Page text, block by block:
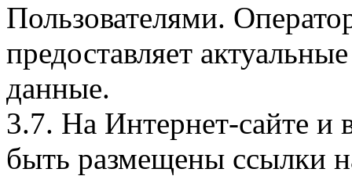
Пользователями.
предоставляет
данные.
3.7. На Интернет-сайте
быть размещены ссылки